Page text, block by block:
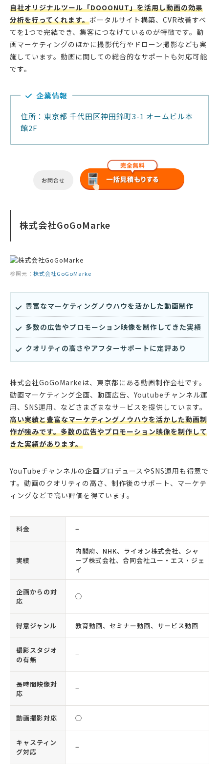
自社オリジナルツール「DOOONUT」を活用し動画の効果
分析を行ってくれます。ポータルサイト構築、CVR改善すべ
てを1つで完結でき、集客につなげているのが特徴です。動
画マーケティングのほかに撮影代行やドローン撮影なども実
施しています。動画に関しての総合的なサポートも対応可能
です。
企業情報
住所：東京都 千代田区神田錦町3-1 オームビル本
館2F
お問合せ
株式会社GoGoMarke
参照元： 株式会社GoGoMarke
豊富なマーケティングノウハウを活かした動画制作
多数の広告やプロモーション映像を制作してきた実績
クオリティの高さやアフターサポートに定評あり
株式会社GoGoMarkeは、東京都にある動画制作会社です。
動画マーケティング企画、動画広告、Youtubeチャンネル運
用、SNS運用、などさまざまなサービスを提供しています。
高い実績と豊富なマーケティングノウハウを活かした動画制
作が強みです。多数の広告やプロモーション映像を制作して
きた実績があります。
YouTubeチャンネルの企画プロデュースやSNS運用も得意で
す。動画のクオリティの高さ、制作後のサポート、マーケテ
ィングなどで高い評価を得ています。
料金 −
実績
内閣府、NHK、ライオン株式会社、シャ
ープ株式会社、合同会社ユー・エス・ジェ
イ
企画からの対
応
◯
得意ジャンル 教育動画、セミナー動画、サービス動画
撮影スタジオ
の有無
−
長時間映像対
応
−
動画撮影対応 ◯
キャスティン
グ対応
−